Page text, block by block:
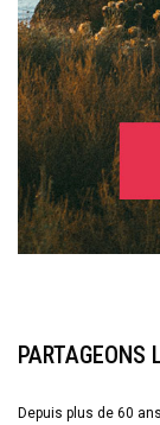
PARTAGEONS
Depuis plus de 60